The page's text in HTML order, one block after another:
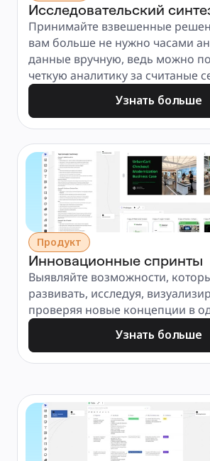
Исследовательский
Принимайте взвешенные
вам больше не нужно часами
данные вручную, ведь можно
четкую аналитику за считаные
Узнать больше
Продукт
Инновационные спринты
Выявляйте возможности,
развивать, исследуя,
проверяя новые концепции в
Узнать больше